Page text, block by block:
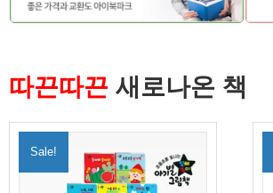
따끈따끈 새로나온 책
Sale!